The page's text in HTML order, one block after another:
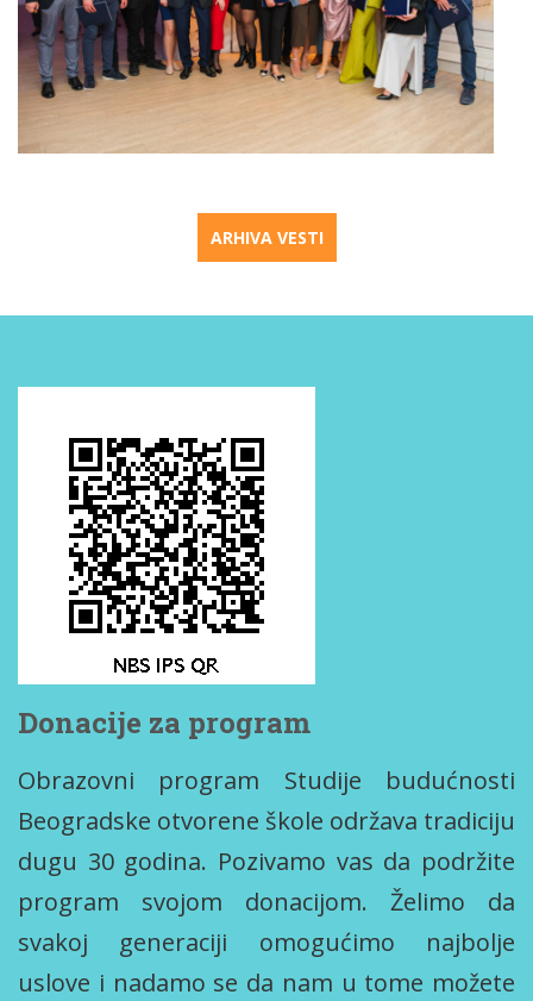
ARHIVA VESTI
Donacije za program
Obrazovni program Studije budućnosti
Beogradske otvorene škole održava tradiciju
dugu 30 godina. Pozivamo vas da podržite
program svojom donacijom. Želimo da
svakoj generaciji omogućimo najbolje
uslove i nadamo se da nam u tome možete